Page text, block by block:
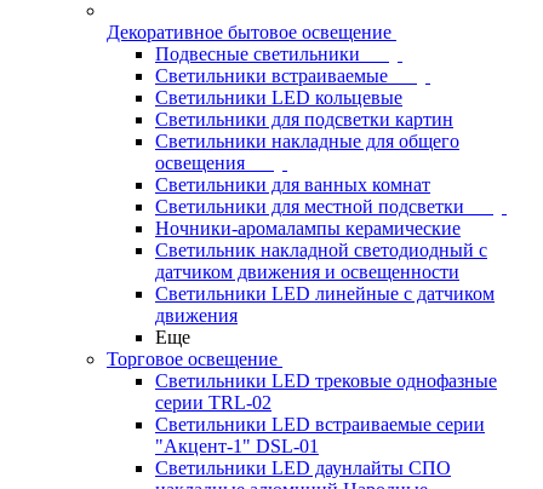
Декоративное бытовое освещение
Подвесные светильники
Светильники встраиваемые
Светильники LED кольцевые
Светильники для подсветки картин
Светильники накладные для общего
освещения
Светильники для ванных комнат
Светильники для местной подсветки
Ночники-аромалампы керамические
Светильник накладной светодиодный с
датчиком движения и освещенности
Светильники LED линейные с датчиком
движения
Еще
Торговое освещение
Светильники LED трековые однофазные
серии TRL-02
Светильники LED встраиваемые серии
"Акцент-1" DSL-01
Светильники LED даунлайты СПО